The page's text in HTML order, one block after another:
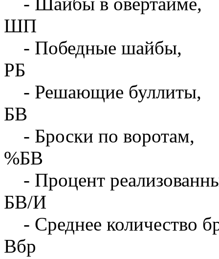
ШП
- Победные шайбы,
РБ
- Решающие буллиты,
БВ
- Броски по воротам,
%БВ
- Процент
БВ/И
- Среднее количество
Вбр